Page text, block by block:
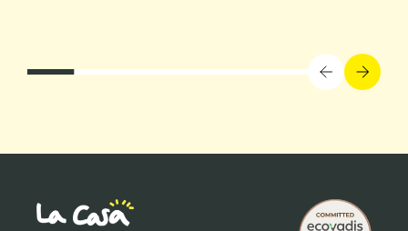
expériences, vous maximiserez vos chances de trouver
rapidement une colocation qui correspond à vos attentes.